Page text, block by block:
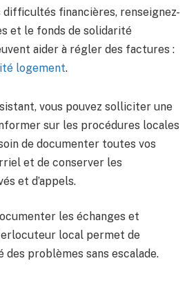
difficultés financières, renseignez-
et le fonds de solidarité
aider à régler des factures :
logement.
vous pouvez solliciter une
sur les procédures locales
de documenter toutes vos
et de conserver les
et d’appels.
les échanges et
local permet de
des problèmes sans escalade.